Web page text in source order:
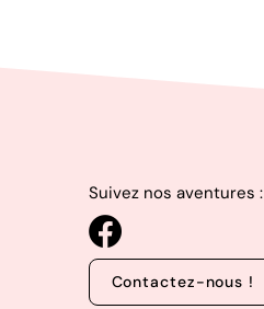
Suivez nos aventures :
Contactez-nous !